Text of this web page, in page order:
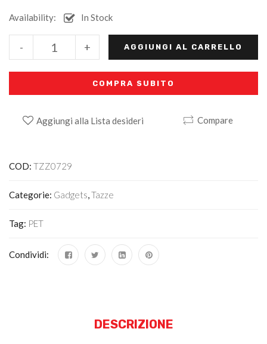
Availability: In Stock
+
- AGGIUNGI AL CARRELLO
COMPRA SUBITO
Aggiungi alla Lista desideri Compare
Alternative:
COD: TZZ0729
Categorie: Gadgets,Tazze
Tag: PET
Condividi:
DESCRIZIONE